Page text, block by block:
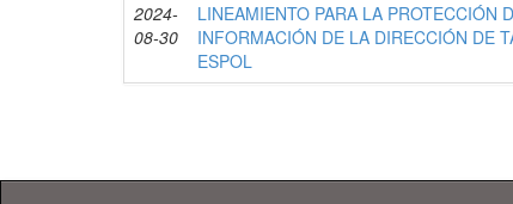
2024-
08-30
LINEAMIENTO PARA LA PROTECCIÓN
INFORMACIÓN DE LA DIRECCIÓN DE
ESPOL